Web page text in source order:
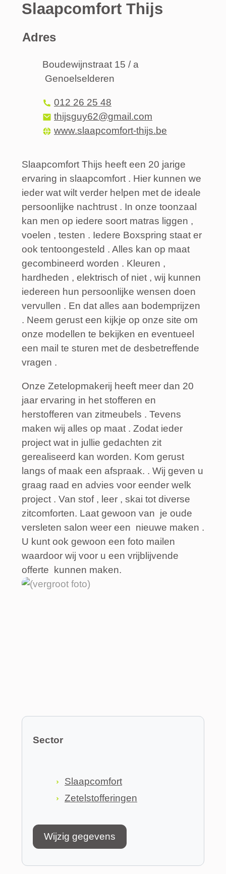
Slaapcomfort Thijs
Adres
AdresBoudewijnstraat 15 / a
Genoelselderen
012 26 25 48
E-mail thijsguy62@gmail.com
Websitewww.slaapcomfort-thijs.be
Slaapcomfort Thijs heeft een 20 jarige
ervaring in slaapcomfort . Hier kunnen we
ieder wat wilt verder helpen met de ideale
persoonlijke nachtrust . In onze toonzaal
kan men op iedere soort matras liggen ,
voelen , testen . Iedere Boxspring staat er
ook tentoongesteld . Alles kan op maat
gecombineerd worden . Kleuren ,
hardheden , elektrisch of niet , wij kunnen
iedereen hun persoonlijke wensen doen
vervullen . En dat alles aan bodemprijzen
. Neem gerust een kijkje op onze site om
onze modellen te bekijken en eventueel
een mail te sturen met de desbetreffende
vragen .
Onze Zetelopmakerij heeft meer dan 20
jaar ervaring in het stofferen en
herstofferen van zitmeubels . Tevens
maken wij alles op maat . Zodat ieder
project wat in jullie gedachten zit
gerealiseerd kan worden. Kom gerust
langs of maak een afspraak. . Wij geven u
graag raad en advies voor eender welk
project . Van stof , leer , skai tot diverse
zitcomforten. Laat gewoon van je oude
versleten salon weer een nieuwe maken .
U kunt ook gewoon een foto mailen
waardoor wij voor u een vrijblijvende
offerte kunnen maken.
Sector
Slaapcomfort
Zetelstofferingen
Wijzig gegevens